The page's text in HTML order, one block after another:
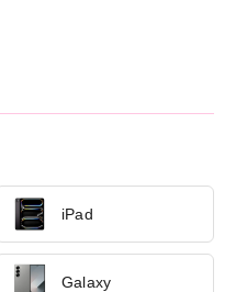
iPad
Galaxy